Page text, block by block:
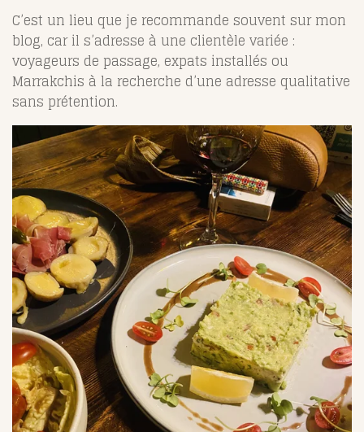
C’est un lieu que je recommande souvent sur mon
blog, car il s’adresse à une clientèle variée :
voyageurs de passage, expats installés ou
Marrakchis à la recherche d’une adresse qualitative
sans prétention.